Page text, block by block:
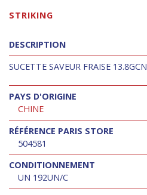
STRIKING
DESCRIPTION
SUCETTE SAVEUR FRAISE 13.8GCN
PAYS D'ORIGINE
CHINE
RÉFÉRENCE PARIS STORE
504581
CONDITIONNEMENT
UN 192UN/C